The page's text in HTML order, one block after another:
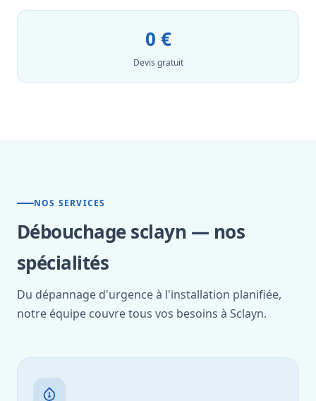
0 €
Devis gratuit
NOS SERVICES
Débouchage sclayn — nos
spécialités
Du dépannage d'urgence à l'installation planifiée,
notre équipe couvre tous vos besoins à Sclayn.